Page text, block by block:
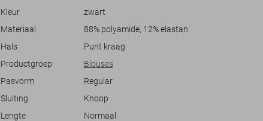
plant, deze blouse is een betrouwbare keuze voor elke gelegenheid.
Kleur
zwart
Materiaal
88% polyamide, 12% elastan
Hals
Punt kraag
Productgroep
Blouses
Pasvorm
Regular
Sluiting
Knoop
Lengte
Normaal